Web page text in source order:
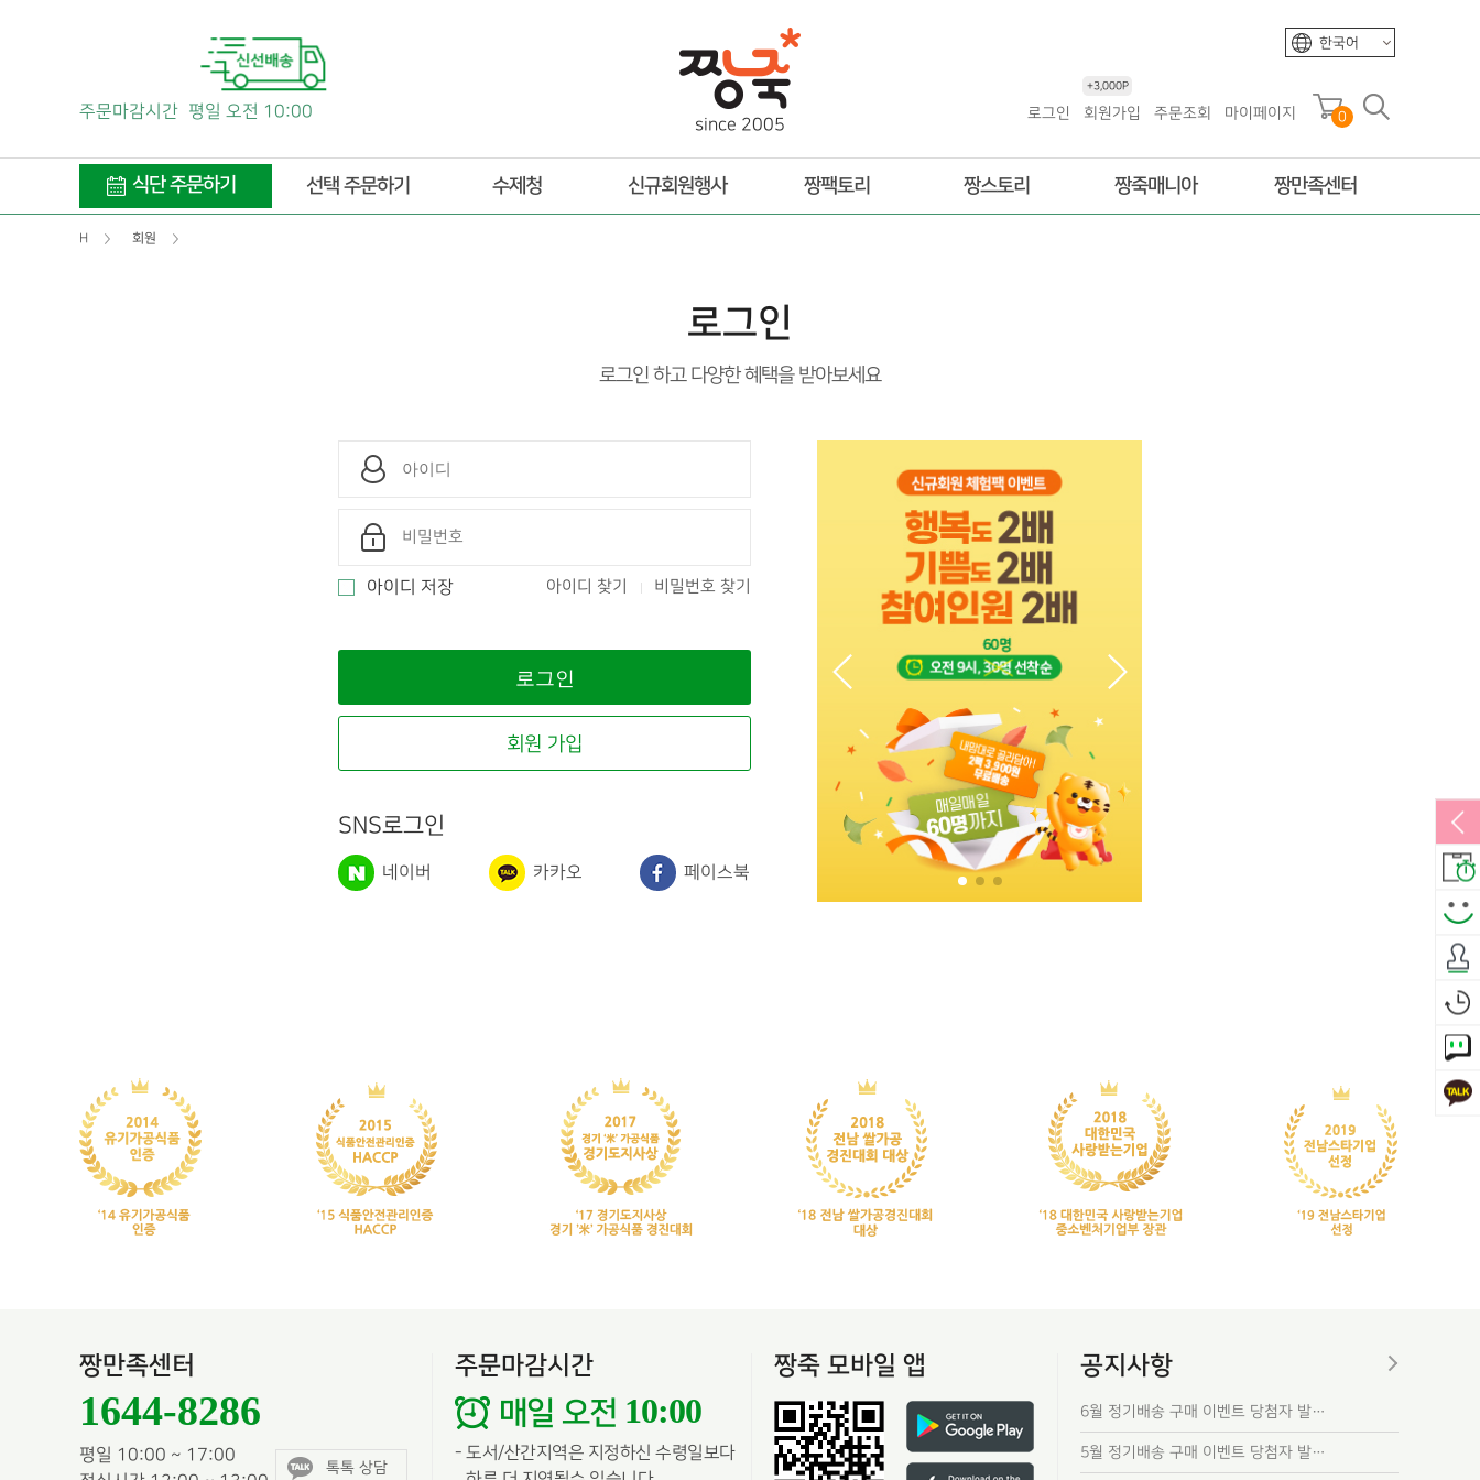
한국어
주문마감시간 평일 오전 10:00
since 2005
로그인 회원가입
+3,000P
주문조회 마이페이지 0
식단 주문하기 선택 주문하기 수제청 신규회원행사 짱팩토리 짱스토리 짱죽매니아 짱만족센터
H 회원
로그인
로그인 하고 다양한 혜택을 받아보세요
아이디 저장 아이디 찾기 비밀번호 찾기
회원 가입
SNS로그인
네이버 카카오 페이스북
짱만족센터
1644-8286
평일 10:00 ~ 17:00
톡톡 상담
주문마감시간
매일 오전 10:00
- 도서/산간지역은 지정하신 수령일보다
짱죽 모바일 앱 공지사항
6월 정기배송 구매 이벤트 당첨자 발…
5월 정기배송 구매 이벤트 당첨자 발…